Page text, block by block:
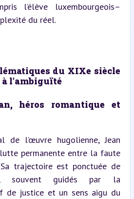
l’élève luxembourgeois–
du réel.
du XIXe siècle
l’ambiguïté
héros romantique et
de l’œuvre hugolienne, Jean
permanente entre la faute
trajectoire est ponctuée de
souvent guidés par la
de justice et un sens aigu du